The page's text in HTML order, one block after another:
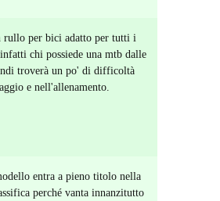
rullo per bici adatto per tutti i
chi possiede una mtb dalle
troverà un po' di difficoltà
e nell'allenamento.
entra a pieno titolo nella
perché vanta innanzitutto